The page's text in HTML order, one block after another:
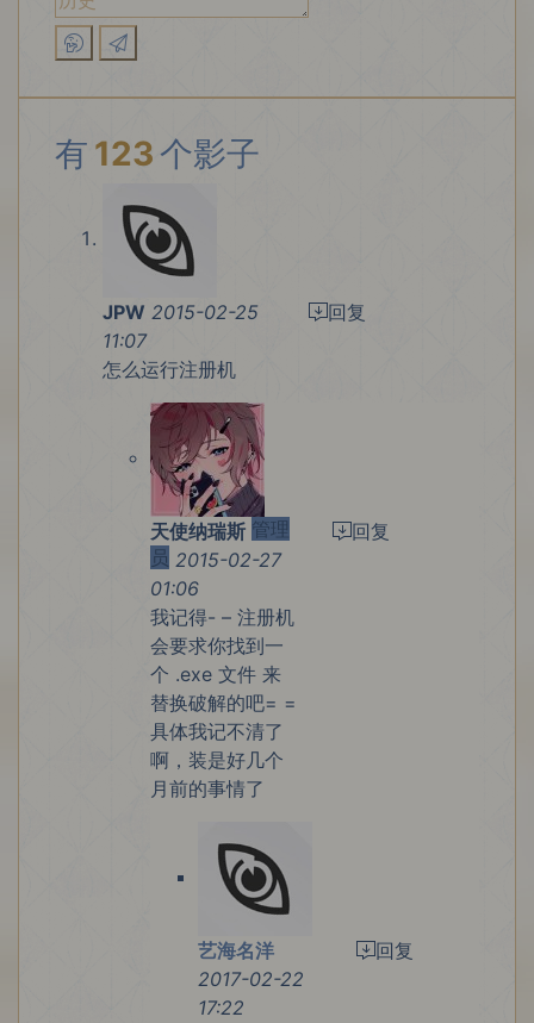
有 123个影子
JPW 2015-02-25
11:07
怎么运行注册机
回复
天使纳瑞斯 管理
员 2015-02-27
01:06
我记得- – 注册机
会要求你找到一
个 .exe 文件 来
替换破解的吧= =
具体我记不清了
啊，装是好几个
月前的事情了
回复
艺海名洋
2017-02-22
17:22
回复